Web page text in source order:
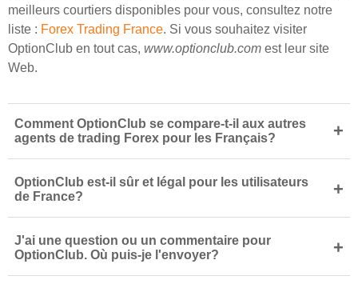
meilleurs courtiers disponibles pour vous, consultez notre
liste : Forex Trading France. Si vous souhaitez visiter
OptionClub en tout cas, www.optionclub.com est leur site
Web.
Comment OptionClub se compare-t-il aux autres
agents de trading Forex pour les Français?
+
OptionClub est-il sûr et légal pour les utilisateurs
de France?
+
J'ai une question ou un commentaire pour
OptionClub. Où puis-je l'envoyer?
+